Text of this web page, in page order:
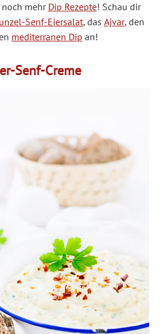
mehr Dip Rezepte! Schau dir
Senf-Eiersalat, das Ajvar, den
mediterranen Dip an!
Senf-Creme